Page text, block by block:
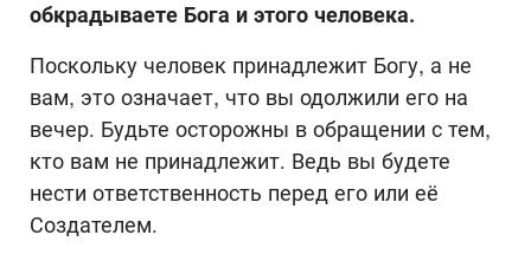
обкрадываете Бога и этого человека.
Поскольку человек принадлежит Богу, а не
вам, это означает, что вы одолжили его на
вечер. Будьте осторожны в обращении с тем,
кто вам не принадлежит. Ведь вы будете
нести ответственность перед его или её
Создателем.